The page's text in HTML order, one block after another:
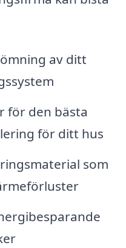
av ditt
för den bästa
för ditt hus
som